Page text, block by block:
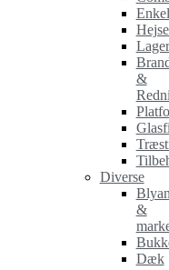
&
Diverse
&
Dæk